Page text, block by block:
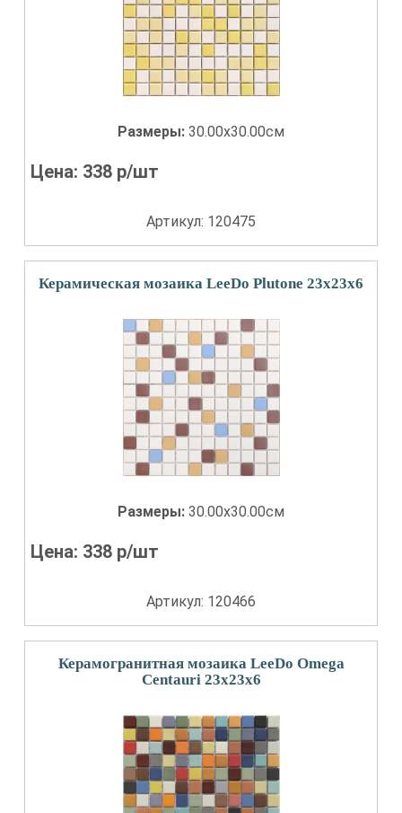
Размеры: 30.00x30.00см
Цена: 338 р/шт
Артикул: 120475
Керамическая мозаика LeeDo Plutone 23x23x6
Размеры: 30.00x30.00см
Цена: 338 р/шт
Артикул: 120466
Керамогранитная мозаика LeeDo Omega
Centauri 23x23x6